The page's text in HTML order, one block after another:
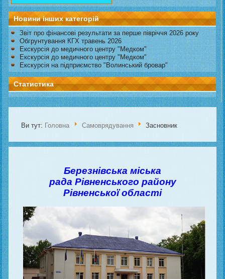
Новини інших категорій
Звіт про фінансові результати за перше півріччя 2026 року
Обгрунтування КГХ травень 2026
Екскурсія до медичного центру "Медком"
Екскурсія до медичного центру "Медком"
Екскурсія на підприємство "Волинський бровар"
Статистика
Ви тут: Головна Самоврядування Засновник
Березнівська міська
рада Рівненського району
Рівненської області